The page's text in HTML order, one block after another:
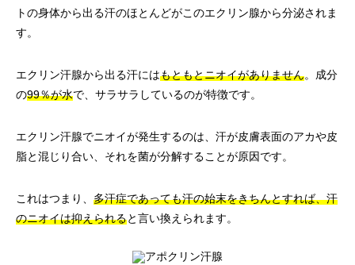
トの身体から出る汗のほとんどがこのエクリン腺から分泌されま
す。
エクリン汗腺から出る汗にはもともとニオイがありません。成分
の99％が水で、サラサラしているのが特徴です。
エクリン汗腺でニオイが発生するのは、汗が皮膚表面のアカや皮
脂と混じり合い、それを菌が分解することが原因です。
これはつまり、 多汗症であっても汗の始末をきちんとすれば、汗
のニオイは抑えられると言い換えられます。